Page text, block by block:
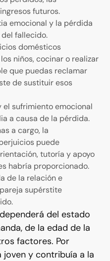
futuros.
emocional y la pérdida
fallecido.
domésticos
niños, cocinar o realizar
que puedas reclamar
de sustituir esos
el sufrimiento emocional
a causa de la pérdida.
a cargo, la
puede
tutoría y apoyo
habría proporcionado.
de la relación e
supérstite
del estado
de la edad de la
factores. Por
joven y contribuía a la